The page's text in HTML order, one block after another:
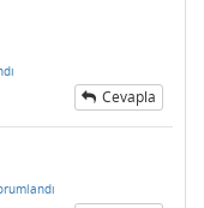
Cevapla